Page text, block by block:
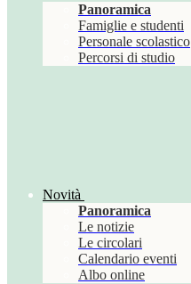
Panoramica
Famiglie e studenti
Personale scolastico
Percorsi di studio
Novità
Panoramica
Le notizie
Le circolari
Calendario eventi
Albo online